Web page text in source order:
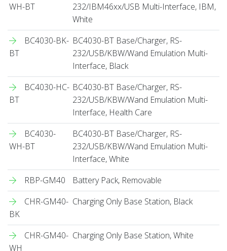
WH-BT
232/IBM46xx/USB Multi-Interface, IBM,
White
BC4030-BK-
BT
BC4030-BT Base/Charger, RS-
232/USB/KBW/Wand Emulation Multi-
Interface, Black
BC4030-HC-
BT
BC4030-BT Base/Charger, RS-
232/USB/KBW/Wand Emulation Multi-
Interface, Health Care
BC4030-
WH-BT
BC4030-BT Base/Charger, RS-
232/USB/KBW/Wand Emulation Multi-
Interface, White
RBP-GM40
Battery Pack, Removable
CHR-GM40-
BK
Charging Only Base Station, Black
CHR-GM40-
WH
Charging Only Base Station, White